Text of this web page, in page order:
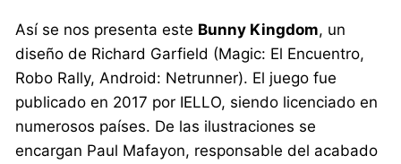
Así se nos presenta este Bunny Kingdom, un
diseño de Richard Garfield (Magic: El Encuentro,
Robo Rally, Android: Netrunner). El juego fue
publicado en 2017 por IELLO, siendo licenciado en
numerosos países. De las ilustraciones se
encargan Paul Mafayon, responsable del acabado